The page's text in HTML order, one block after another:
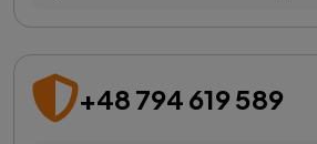
+48 794 619 589